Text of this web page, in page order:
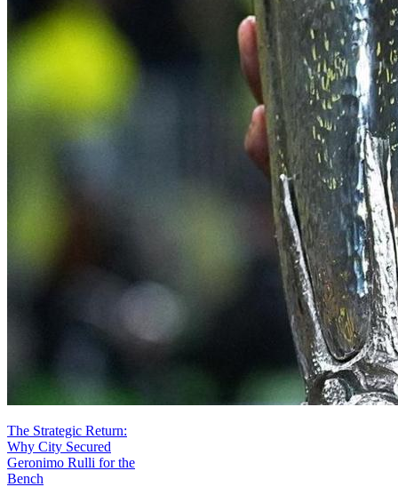
The Strategic Return:
Why City Secured
Geronimo Rulli for the
Bench